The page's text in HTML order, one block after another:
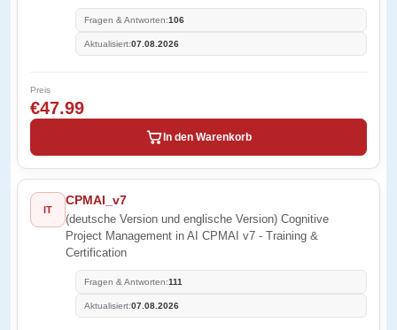
Fragen & Antworten:106
Aktualisiert:07.08.2026
Preis
€47.99
In den Warenkorb
IT
CPMAI_v7
(deutsche Version und englische Version) Cognitive
Project Management in AI CPMAI v7 - Training &
Certification
Fragen & Antworten:111
Aktualisiert:07.08.2026